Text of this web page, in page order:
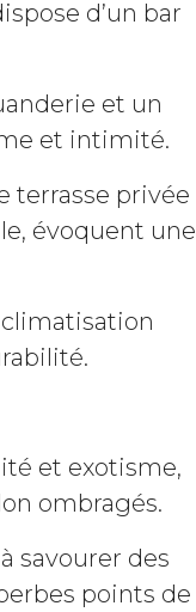
d’un bar
et un
et intimité.
terrasse privée
évoquent une
et exotisme,
ombragés.
savourer des
points de